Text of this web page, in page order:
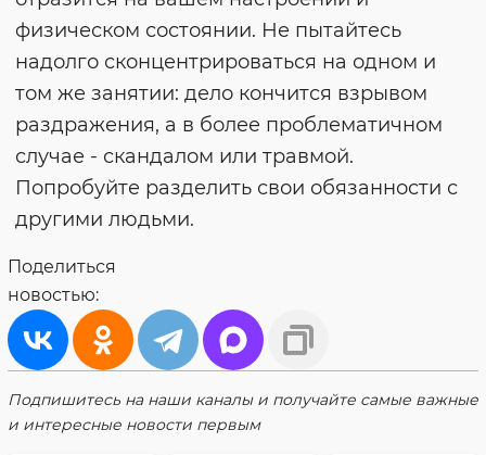
физическом состоянии. Не пытайтесь
надолго сконцентрироваться на одном и
том же занятии: дело кончится взрывом
раздражения, а в более проблематичном
случае - скандалом или травмой.
Попробуйте разделить свои обязанности с
другими людьми.
Поделиться
новостью:
Подпишитесь на наши каналы и получайте самые важные
и интересные новости первым